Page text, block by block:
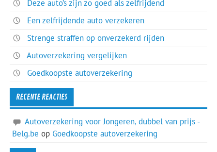
Deze auto’s zijn zo goed als zelfrijdend
Een zelfrijdende auto verzekeren
Strenge straffen op onverzekerd rijden
Autoverzekering vergelijken
Goedkoopste autoverzekering
RECENTE REACTIES
Autoverzekering voor Jongeren, dubbel van prijs -
Belg.be op Goedkoopste autoverzekering